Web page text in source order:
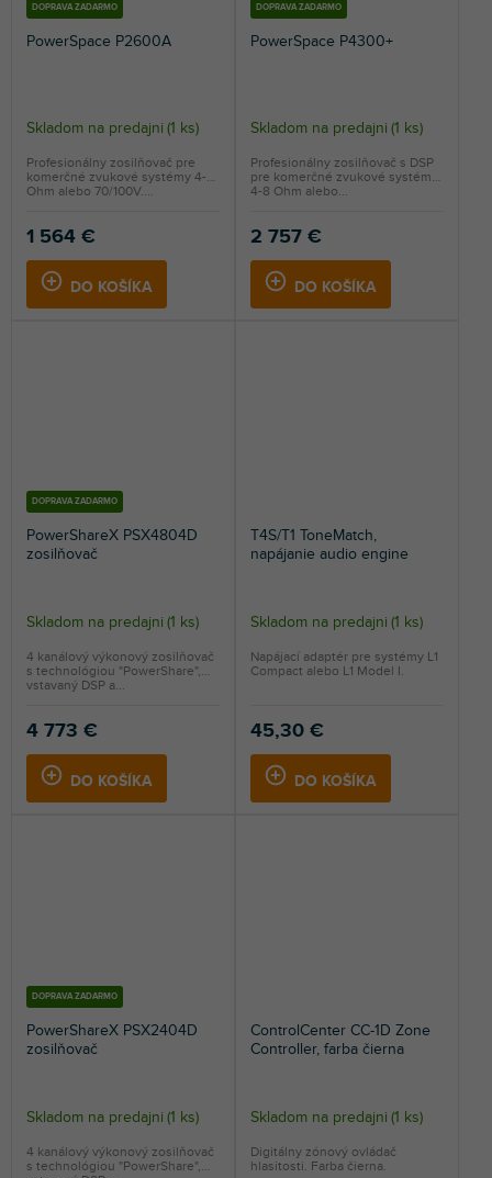
DOPRAVA ZADARMO
PowerSpace P2600A
Skladom na predajni (1 ks)
1 564 €
DO KOŠÍKA
Profesionálny zosilňovač pre
komerčné zvukové systémy 4-8
Ohm alebo 70/100V....
DOPRAVA ZADARMO
PowerSpace P4300+
Skladom na predajni (1 ks)
2 757 €
DO KOŠÍKA
Profesionálny zosilňovač s DSP
pre komerčné zvukové systémy
4-8 Ohm alebo...
DOPRAVA ZADARMO
PowerShareX PSX4804D
zosilňovač
Skladom na predajni (1 ks)
4 773 €
DO KOŠÍKA
4 kanálový výkonový zosilňovač
s technológiou "PowerShare",
vstavaný DSP a...
T4S/T1 ToneMatch,
napájanie audio engine
Skladom na predajni (1 ks)
45,30 €
DO KOŠÍKA
Napájací adaptér pre systémy L1
Compact alebo L1 Model I.
DOPRAVA ZADARMO
PowerShareX PSX2404D
zosilňovač
Skladom na predajni (1 ks)
4 kanálový výkonový zosilňovač
s technológiou "PowerShare",
ControlCenter CC-1D Zone
Controller, farba čierna
Skladom na predajni (1 ks)
Digitálny zónový ovládač
hlasitosti. Farba čierna.